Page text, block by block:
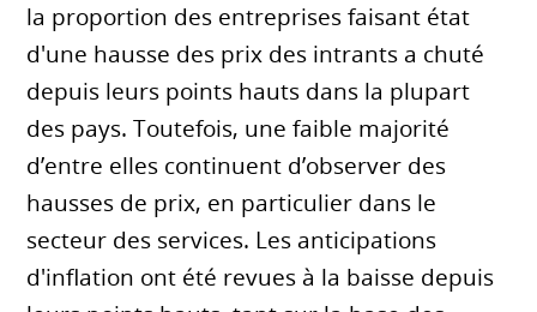
la proportion des entreprises faisant état
d'une hausse des prix des intrants a chuté
depuis leurs points hauts dans la plupart
des pays. Toutefois, une faible majorité
d’entre elles continuent d’observer des
hausses de prix, en particulier dans le
secteur des services. Les anticipations
d'inflation ont été revues à la baisse depuis